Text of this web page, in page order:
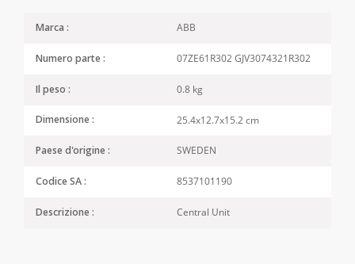
Marca : ABB
Numero parte : 07ZE61R302 GJV3074321R302
Il peso : 0.8 kg
Dimensione : 25.4x12.7x15.2 cm
Paese d'origine : SWEDEN
Codice SA : 8537101190
Descrizione : Central Unit